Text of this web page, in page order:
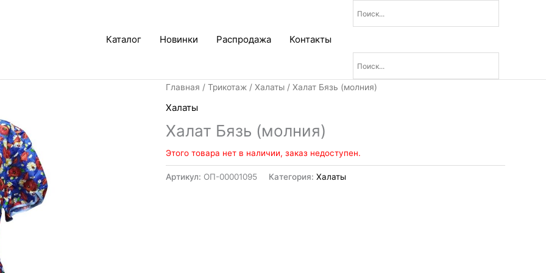
Каталог Новинки Распродажа Контакты
Главная /Трикотаж /Халаты / Халат Бязь (молния)
Халаты
Халат Бязь (молния)
Этого товара нет в наличии, заказ недоступен.
Артикул: ОП-00001095 Категория:Халаты